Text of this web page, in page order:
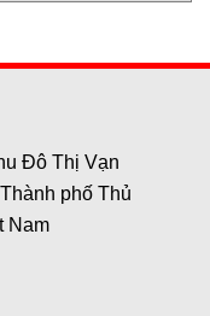
Đô Thị Vạn
phố Thủ
Nam